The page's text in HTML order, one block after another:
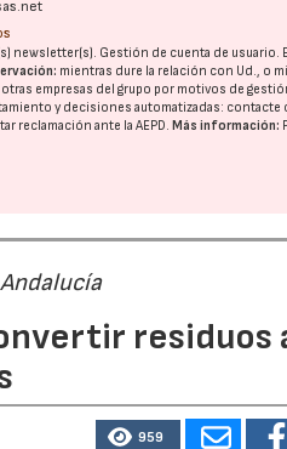
newsletter(s). Gestión de cuenta de usuario.
mientras dure la relación con Ud., o
empresas del grupo por motivos de
y decisiones automatizadas: contacte
reclamación ante laAEPD .Más información:
residuos
959